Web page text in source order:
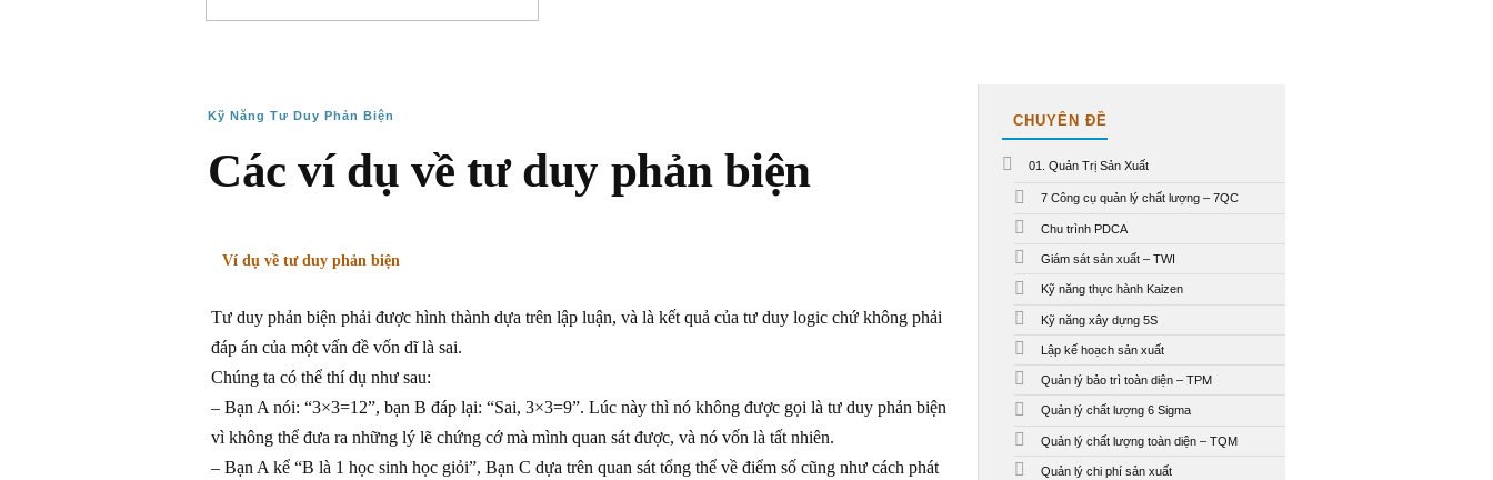
Kỹ Năng Tư Duy Phản Biện
Các ví dụ về tư duy phản biện
Ví dụ về tư duy phản biện
Tư duy phản biện phải được hình thành dựa trên lập luận, và là kết quả của tư duy logic chứ không phải
đáp án của một vấn đề vốn dĩ là sai.
Chúng ta có thể thí dụ như sau:
– Bạn A nói: “3×3=12”, bạn B đáp lại: “Sai, 3×3=9”. Lúc này thì nó không được gọi là tư duy phản biện
vì không thể đưa ra những lý lẽ chứng cớ mà mình quan sát được, và nó vốn là tất nhiên.
– Bạn A kể “B là 1 học sinh học giỏi”, Bạn C dựa trên quan sát tổng thể về điểm số cũng như cách phát
CHUYÊN ĐỀ
01. Quản Trị Sản Xuất
7 Công cụ quản lý chất lượng – 7QC
Chu trình PDCA
Giám sát sản xuất – TWI
Kỹ năng thực hành Kaizen
Kỹ năng xây dựng 5S
Lập kế hoạch sản xuất
Quản lý bảo trì toàn diện – TPM
Quản lý chất lượng 6 Sigma
Quản lý chất lượng toàn diện – TQM
Quản lý chi phí sản xuất